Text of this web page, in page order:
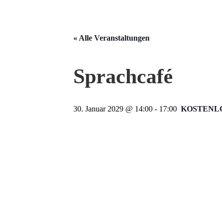
« Alle Veranstaltungen
Sprachcafé
30. Januar 2029 @ 14:00 - 17:00